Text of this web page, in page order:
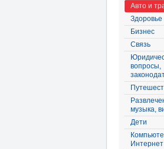
Авто и
Здоровье
Бизнес
Связь
вопросы,
музыка,
Дети
Интернет